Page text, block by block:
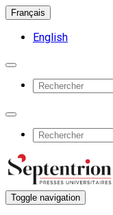
Français
English
Toggle navigation